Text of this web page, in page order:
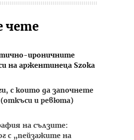
чете
ироничните
на аржентинеца Szoka
с които да започнете
(откъси и ревюта)
на сълзите:
с „пейзажите на